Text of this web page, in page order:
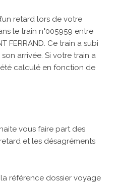
retard lors de votre
le train n°005959 entre
FERRAND. Ce train a subi
arrivée. Si votre train a
calculé en fonction de
vous faire part des
et les désagréments
référence dossier voyage